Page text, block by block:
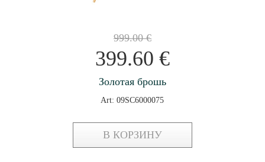
999.00€
399.60 €
Золотая брошь
Art: 09SC6000075
В КОРЗИНУ